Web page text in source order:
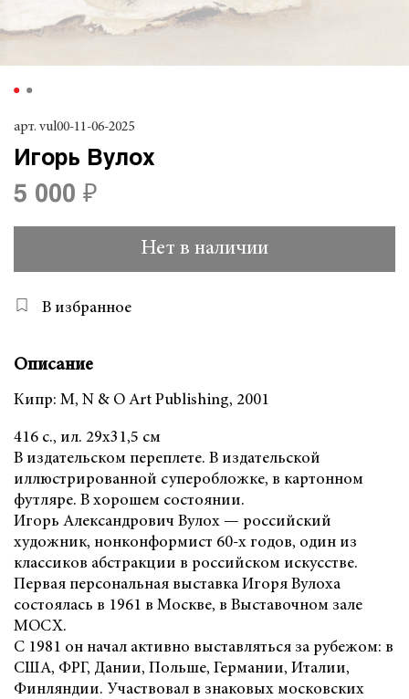
арт. vul00-11-06-2025
Игорь Вулох
5 000 ₽
Нет в наличии
В избранное
Описание
Кипр: M, N & O Art Publishing, 2001
416 с., ил. 29х31,5 см
В издательском переплете. В издательской
иллюстрированной суперобложке, в картонном
футляре. В хорошем состоянии.
Игорь Александрович Вулох — российский
художник, нонконформист 60-х годов, один из
классиков абстракции в российском искусстве.
Первая персональная выставка Игоря Вулоха
состоялась в 1961 в Москве, в Выставочном зале
МОСХ.
С 1981 он начал активно выставляться за рубежом: в
США, ФРГ, Дании, Польше, Германии, Италии,
Финляндии. Участвовал в знаковых московских